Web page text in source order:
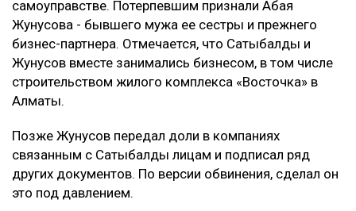
передаёт Ulysmedia.kz.
ЧИТАЙТЕ ТАКЖЕ
Трампу запретили строить бальный зал в Белом доме
за $400 млн
Атырау
10 млрд тенге за смерть Нурай потребовали с
Шерхана Аймахана